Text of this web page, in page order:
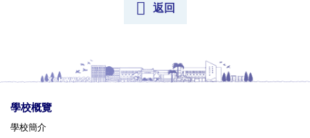
返回
學校概覽
學校簡介